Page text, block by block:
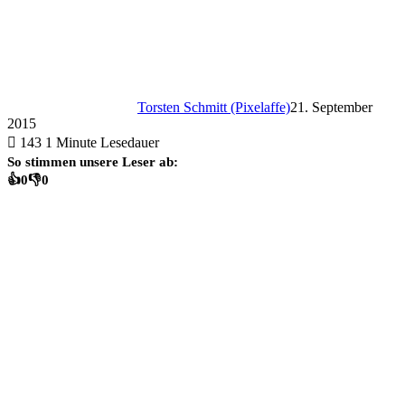
Torsten Schmitt (Pixelaffe)21. September
2015
143 1 Minute Lesedauer
So stimmen unsere Leser ab:
👍0👎0